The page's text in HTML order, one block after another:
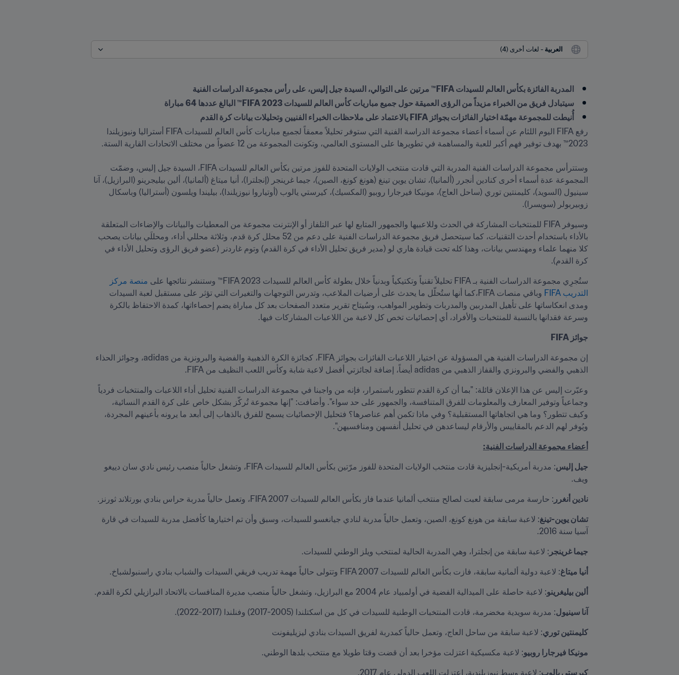
العربية
المدربة الفائزة بكأس العالم للسيدات FIFA™ مرتين على التوالي، السيدة جيل إليس، على رأس مجموعة الدراسات الفنية
سيتبادل فريق من الخبراء مزيداً من الرؤى العميقة حول جميع مباريات كأس العالم للسيدات FIFA 2023™ البالغ عددها 64 مباراة
أُنيطت للمجموعة مهمّة اختيار الفائزات بجوائز FIFA بالاعتماد على ملاحظات الخبراء الفنيين وتحليلات بيانات كرة القدم
زوبيربولر (سويسرا).
كرة القدم).
ستُجرِي مجموعة الدراسات الفنية بـ FIFA تحليلاً تقنياً وتكتيكياً وبدنياً خلال بطولة كأس العالم للسيدات FIFA 2023™ وستنشر نتائجها على
التدريب FIFA
وسرعة فقدانها بالنسبة للمنتخبات والأفراد، أي إحصائيات تخص كل لاعبة من اللاعبات المشاركات فيها.
جوائز FIFA
الذهبي والفضي والبرونزي والقفاز الذهبي من adidas أيضاً، إضافة لجائزتي أفضل لاعبة شابة وكأس اللعب النظيف من FIFA.
ويُوفر لهم الدعم بالمقاييس والأرقام ليساعدهن في تحليل أنفسهن ومنافسيهن".
أعضاء مجموعة الدراسات الفنية:
جيل إليس
ويف.
نادين أنغرر : حارسة مرمى سابقة لعبت لصالح منتخب ألمانيا عندما فاز بكأس العالم للسيدات FIFA 2007، وتعمل حالياً مدربة حراس بنادي بورتلاند ثورنز.
تشان يوين-تينغ
آسيا سنة 2016.
جيما غرينجر : لاعبة سابقة من إنجلترا، وهي المدربة الحالية لمنتخب ويلز الوطني للسيدات.
أنيا ميتاغ: لاعبة دولية ألمانية سابقة، فازت بكأس العالم للسيدات FIFA 2007 وتتولى حالياً مهمة تدريب فريقي السيدات والشباب بنادي راسنبولشباخ.
ألين بيليغرينو: لاعبة حاصلة على الميدالية الفضية في أولمبياد عام 2004 مع البرازيل، وتشغل حالياً منصب مديرة المنافسات بالاتحاد البرازيلي لكرة القدم.
آنا سينيول: مدربة سويدية مخضرمة، قادت المنتخبات الوطنية للسيدات في كل من اسكتلندا (2005-2017) وفنلندا (2017-2022).
كليمنتين توري: لاعبة سابقة من ساحل العاج، وتعمل حالياً كمدربة لفريق السيدات بنادي ليزيليفونت
مونيكا فيرجارا روبيو: لاعبة مكسيكية اعتزلت مؤخرا بعد أن قضت وقتا طويلا مع منتخب بلدها الوطني.
كيرستي يالوب: لاعبة وسط نيوزيلندية، اعتزلت اللعب الدولي عام 2017.